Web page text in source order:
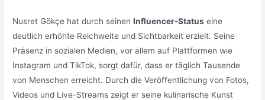
Nusret Gökçe hat durch seinenInfluencer-Status eine
deutlich erhöhte Reichweite und Sichtbarkeit erzielt. Seine
Präsenz in sozialen Medien, vor allem auf Plattformen wie
Instagram und TikTok, sorgt dafür, dass er täglich Tausende
von Menschen erreicht. Durch die Veröffentlichung von Fotos,
Videos und Live-Streams zeigt er seine kulinarische Kunst